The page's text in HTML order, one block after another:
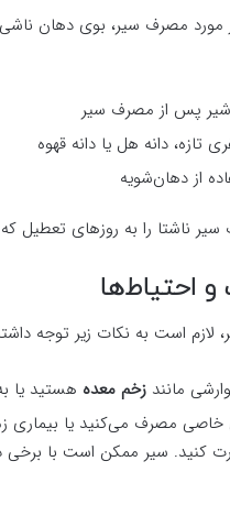
مورد مصرف سیر، بوی دهان
پس از مصرف سیر
تازه، دانه هل یا دانه قهوه
از دهان‌شویه
ناشتا را به روزهای تعطیل که
احتیاط‌ها
لازم است به نکات زیر توجه
مانند زخم معده هستید یا
مصرف می‌کنید یا بیماری
کنید. سیر ممکن است با برخی